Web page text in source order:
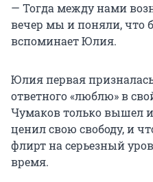
— Тогда между нами
вечер мы и поняли, что
вспоминает Юлия.
Юлия первая
ответного «люблю» в
Чумаков только вышел
ценил свою свободу, и
флирт на серьезный
время.